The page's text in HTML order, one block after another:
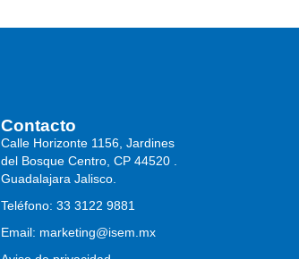
Contacto
Calle Horizonte 1156, Jardines
del Bosque Centro, CP 44520 .
Guadalajara Jalisco.
Teléfono: 33 3122 9881
Email: marketing@isem.mx